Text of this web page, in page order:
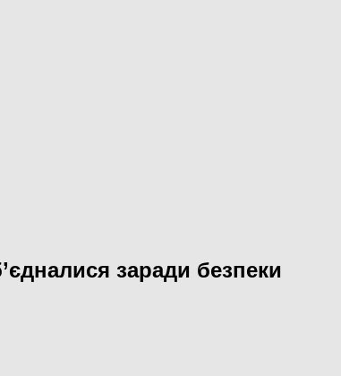
заради безпеки